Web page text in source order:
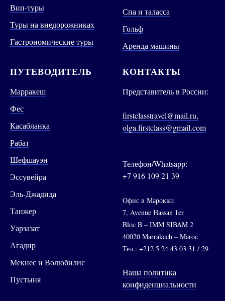
Вип-туры
Туры на внедорожниках
Гастрономические туры
Спа и таласса
Гольф
Аренда машины
ПУТЕВОДИТЕЛЬ
Марракеш
Фес
Касабланка
Рабат
Шефшауэн
Эссувейра
Эль-Джадида
Танжер
Уарзазат
Агадир
Мекнес и Волюбилис
Пустыня
КОНТАКТЫ
Представитель в России:
firstclasstravel@mail.ru,
olga.firstclass@gmail.com
Телефон/Whatsapp:
+7 916 109 21 39
Офис в Марокко:
7, Avenue Hassan 1er
Bloc B – IMM SIBAM 2
40020 Marrakech – Maroc
Тел.: +212 5 24 43 03 31 / 29
Наша политика
конфиденциальности